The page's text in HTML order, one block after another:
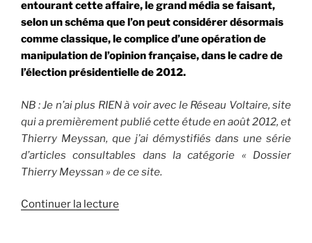
entourant cette affaire, le grand média se faisant,
selon un schéma que l’on peut considérer désormais
comme classique, le complice d’une opération de
manipulation de l’opinion française, dans le cadre de
l’élection présidentielle de 2012.
NB : Je n’ai plus RIEN à voir avec le Réseau Voltaire, site
qui a premièrement publié cette étude en août 2012, et
Thierry Meyssan, que j’ai démystifiés dans une série
d’articles consultables dans la catégorie « Dossier
Thierry Meyssan » de ce site.
Continuer la lecture